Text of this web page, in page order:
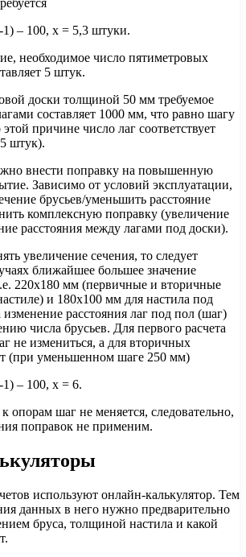
– 100, х = 5,3 штуки.
необходимое число пятиметровых
5 штук.
доски толщиной 50 мм требуемое
составляет 1000 мм, что равно шагу
причине число лаг соответствует
штук).
внести поправку на повышенную
Зависимо от условий эксплуатации,
брусьев/уменьшить расстояние
комплексную поправку (увеличение
расстояния между лагами под доски).
увеличение сечения, то следует
ближайшее большее значение
220х180 мм (первичные и вторичные
и 180х100 мм для настила под
расстояния лаг под пол (шаг)
числа брусьев. Для первого расчета
не измениться, а для вторичных
(при уменьшенном шаге 250 мм)
– 100, х = 6.
опорам шаг не меняется, следовательно,
поправок не применим.
используют онлайн-калькулятор. Тем
данных в него нужно предварительно
бруса, толщиной настила и какой